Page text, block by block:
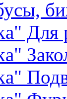
Для